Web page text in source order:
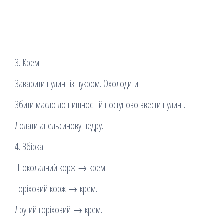
3. Крем
Заварити пудинг із цукром. Охолодити.
Збити масло до пишності й поступово ввести пудинг.
Додати апельсинову цедру.
4. Збірка
Шоколадний корж → крем.
Горіховий корж → крем.
Другий горіховий → крем.